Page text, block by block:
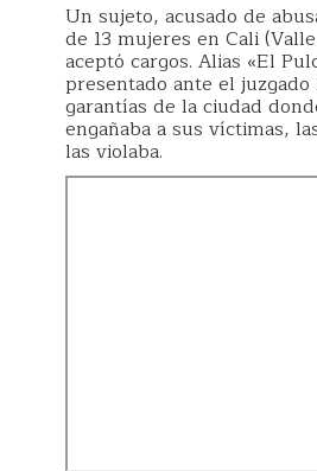
Un sujeto, acusado de
de 13 mujeres en Cali
aceptó cargos. Alias «El
presentado ante el
garantías de la ciudad
engañaba a sus víctimas,
las violaba.